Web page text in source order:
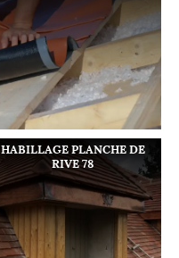
HABILLAGE PLANCHE DE
RIVE 78